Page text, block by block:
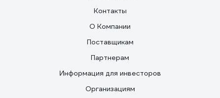
Контакты
О Компании
Поставщикам
Партнерам
Информация для инвесторов
Организациям